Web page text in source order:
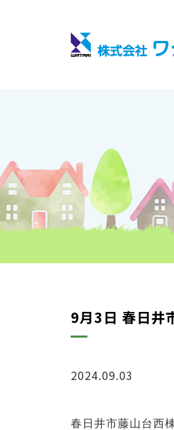
9月3日 春日井
2024.09.03
春日井市藤山台西